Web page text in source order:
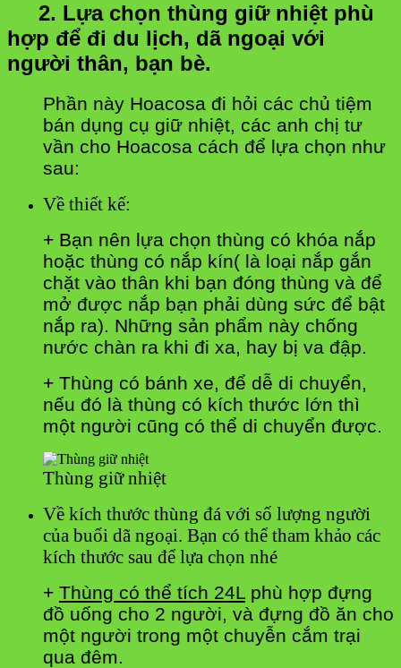
2. Lựa chọn thùng giữ nhiệt phù
hợp để đi du lịch, dã ngoại với
người thân, bạn bè.
Phần này Hoacosa đi hỏi các chủ tiệm
bán dụng cụ giữ nhiệt, các anh chị tư
vần cho Hoacosa cách để lựa chọn như
sau:
Về thiết kế:
+ Bạn nên lựa chọn thùng có khóa nắp
hoặc thùng có nắp kín( là loại nắp gắn
chặt vào thân khi bạn đóng thùng và để
mở được nắp bạn phải dùng sức để bật
nắp ra). Những sản phẩm này chống
nước chàn ra khi đi xa, hay bị va đập.
+ Thùng có bánh xe, để dễ di chuyển,
nếu đó là thùng có kích thước lớn thì
một người cũng có thể di chuyển được.
Thùng giữ nhiệt
Về kích thước thùng đá với số lượng người
của buổi dã ngoại. Bạn có thể tham khảo các
kích thước sau để lựa chọn nhé
+ Thùng có thể tích 24L phù hợp đựng
đồ uống cho 2 người, và đựng đồ ăn cho
một người trong một chuyễn cắm trại
qua đêm.